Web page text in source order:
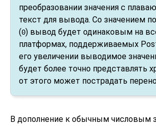
преобразовании значения с
текст для вывода. Со значением
(0) вывод будет одинаковым на
платформах, поддерживаемых
его увеличении выводимое
будет более точно представлять
от этого может пострадать
В дополнение к обычным числовым